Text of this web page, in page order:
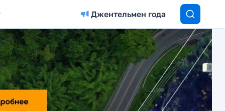
Джентельмен года